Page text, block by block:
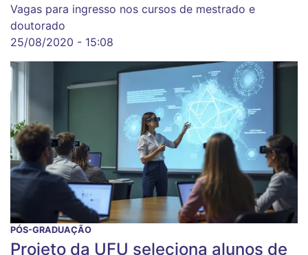
Vagas para ingresso nos cursos de mestrado e
doutorado
25/08/2020 - 15:08
PÓS-GRADUAÇÃO
Projeto da UFU seleciona alunos de